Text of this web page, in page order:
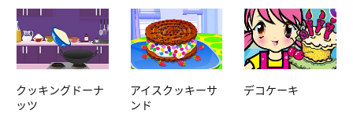
クッキングドーナ
ッツ
アイスクッキーサ
ンド
デコケーキ